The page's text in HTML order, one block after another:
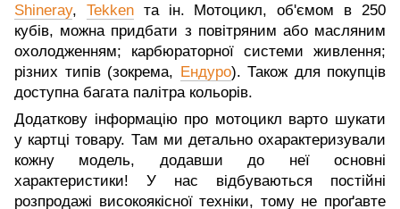
Shineray, Tekkenта ін. Мотоцикл, об'ємом в 250
кубів, можна придбати з повітряним або масляним
охолодженням; карбюраторної системи живлення;
різних типів (зокрема,
Ендуро). Також для покупців
доступна багата палітра кольорів.
Додаткову інформацію про мотоцикл варто шукати
у картці товару. Там ми детально охарактеризували
кожну модель, додавши до неї основні
характеристики! У нас відбуваються постійні
розпродажі високоякісної техніки, тому не проґавте